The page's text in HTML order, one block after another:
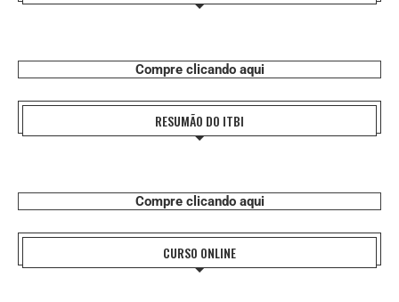
Compre clicando aqui
RESUMÃO DO ITBI
Compre clicando aqui
CURSO ONLINE